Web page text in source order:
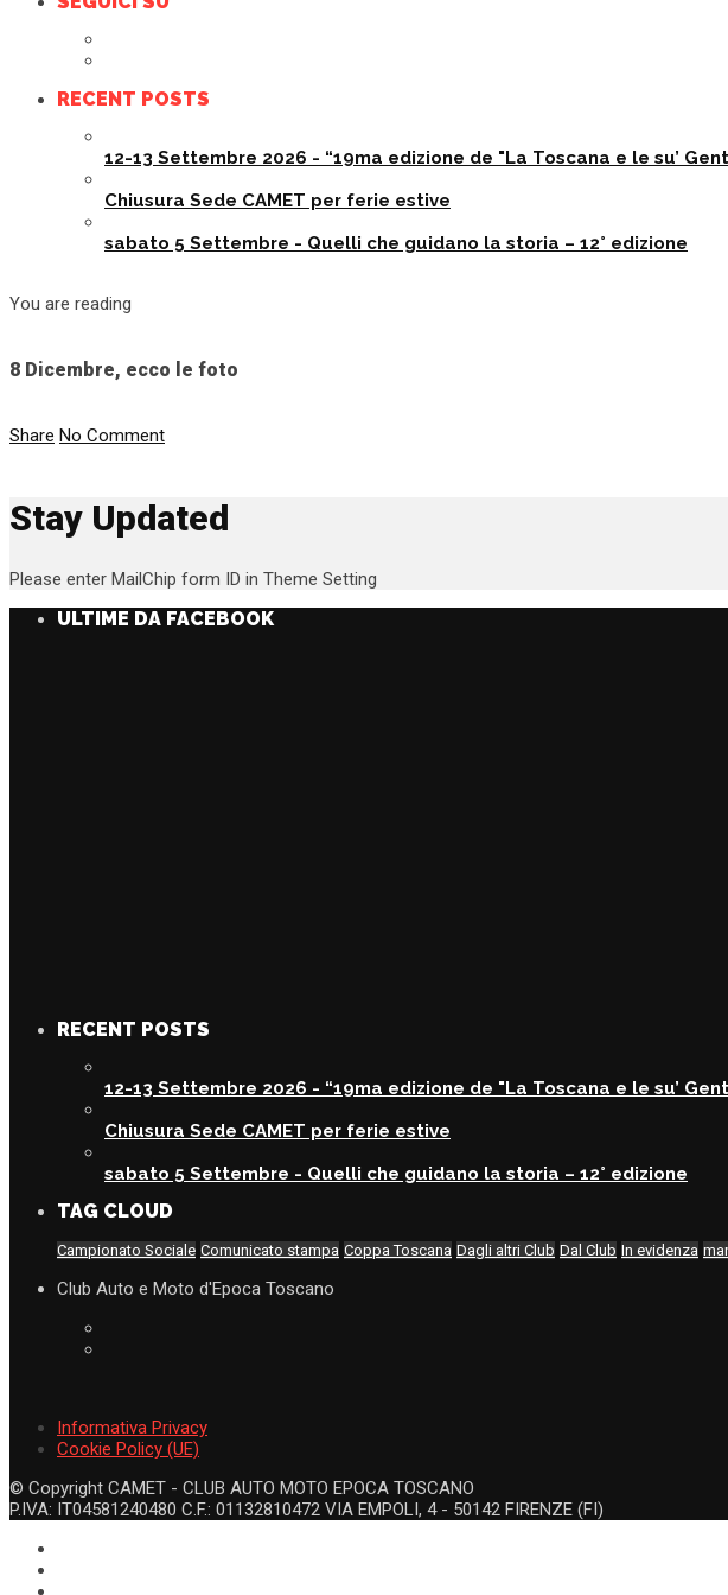
RECENT POSTS
12-13 Settembre 2026 - “19ma edizione de "La Toscana e le su’
Chiusura Sede CAMET per ferie estive
sabato 5 Settembre - Quelli che guidano la storia – 12° edizione
You are reading
8 Dicembre, ecco le foto
Share No Comment
Stay Updated
Please enter MailChip form ID in Theme Setting
ULTIME DA FACEBOOK
RECENT POSTS
12-13 Settembre 2026 - “19ma edizione de "La Toscana e le su’
Chiusura Sede CAMET per ferie estive
sabato 5 Settembre - Quelli che guidano la storia – 12° edizione
TAG CLOUD
Campionato Sociale Comunicato stampa Coppa Toscana Dagli altri Club Dal Club In evidenza
Club Auto e Moto d'Epoca Toscano
Informativa Privacy
Cookie Policy (UE)
© Copyright CAMET - CLUB AUTO MOTO EPOCA TOSCANO
P.IVA: IT04581240480 C.F.: 01132810472 VIA EMPOLI, 4 - 50142 FIRENZE (FI)